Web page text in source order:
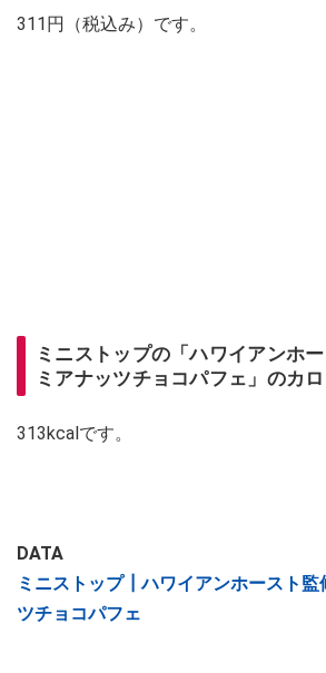
311円（税込み）です。
ミニストップの「ハワイアンホ
ミアナッツチョコパフェ」のカ
313kcalです。
DATA
ミニストップ┃ハワイアンホースト監
ツチョコパフェ